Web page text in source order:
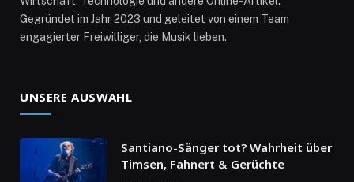
Gegründet im Jahr 2023 und geleitet von einem Team
engagierter Freiwilliger, die Musik lieben.
UNSERE AUSWAHL
Santiano-Sänger tot? Wahrheit über
Timsen, Fahnert & Gerüchte